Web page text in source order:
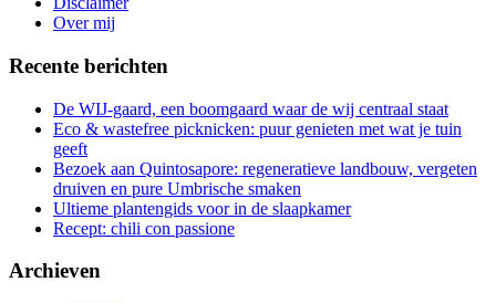
Over mij
Recente berichten
De WIJ-gaard, een boomgaard waar de wij centraal staat
Eco & wastefree picknicken: puur genieten met wat je tuin
geeft
Bezoek aan Quintosapore: regeneratieve landbouw, vergeten
druiven en pure Umbrische smaken
Ultieme plantengids voor in de slaapkamer
Recept: chili con passione
Archieven